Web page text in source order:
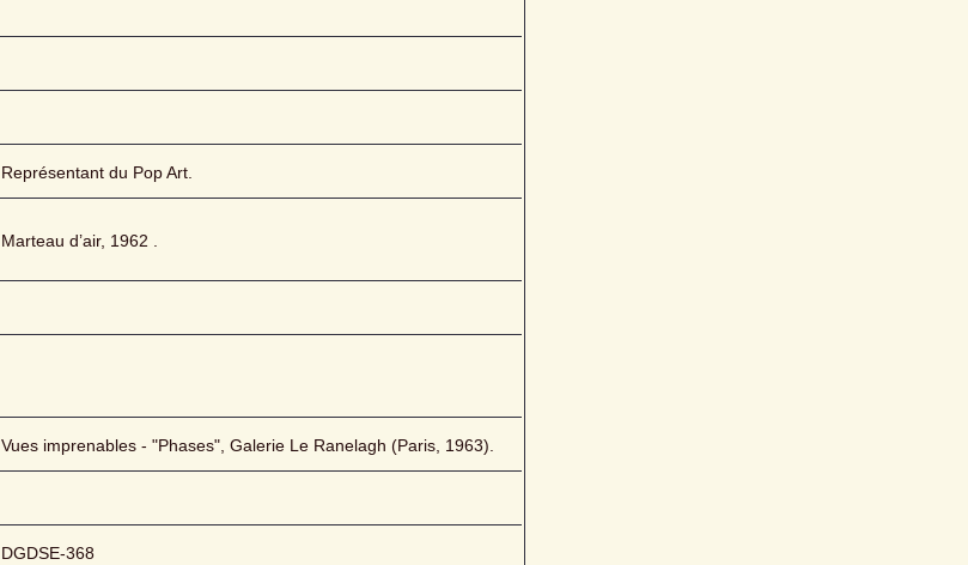
Représentant du Pop Art.
Marteau d’air, 1962 .
Vues imprenables - "Phases", Galerie Le Ranelagh (Paris, 1963).
DGDSE-368